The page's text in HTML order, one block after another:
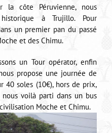
la côte Péruvienne, nous
à Trujillo. Pour
un premier pan du passé
et des Chimu.
un Tour opérator, enfin
propose une journée de
40 soles (10€), hors de prix,
voilà parti dans un bus
Moche et Chimu.